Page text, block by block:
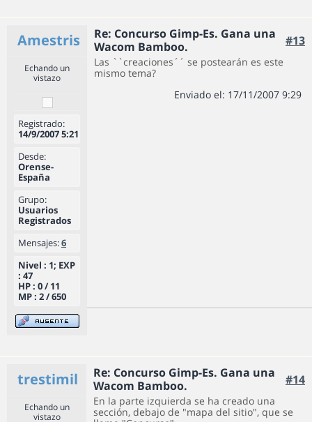
Amestris
Re: Concurso Gimp-Es. Gana una
Wacom Bamboo.
#13
Echando un
vistazo
Registrado:
14/9/2007 5:21
Desde:
Orense-
España
Grupo:
Usuarios
Registrados
Mensajes:6
Nivel : 1; EXP
: 47
HP : 0 / 11
MP : 2 / 650
Las ``creaciones´´ se postearán es este
mismo tema?
Enviado el: 17/11/2007 9:29
trestimil
Re: Concurso Gimp-Es. Gana una
Wacom Bamboo.
#14
Echando un
vistazo
En la parte izquierda se ha creado una
sección, debajo de "mapa del sitio", que se